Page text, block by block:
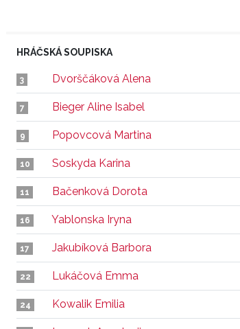
HRÁČSKÁ SOUPISKA
3 Dvorščáková Alena
7 Bieger Aline Isabel
9 Popovcová Martina
10 Soskyda Karina
11 Bačenková Dorota
16 Yablonska Iryna
17 Jakubíková Barbora
22 Lukáčová Emma
24 Kowalik Emilia